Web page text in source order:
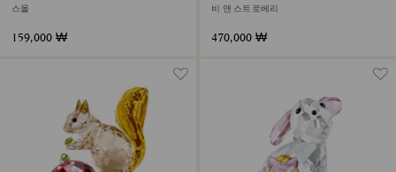
스몰
159,000 ₩
비 앤 스트로베리
470,000 ₩